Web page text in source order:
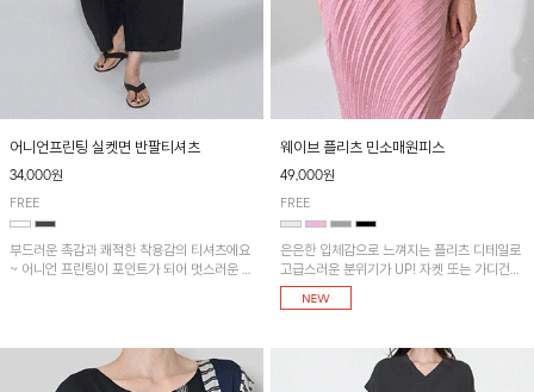
어니언프린팅 실켓면 반팔티셔츠
34,000원
FREE
부드러운 촉감과 쾌적한 착용감의 티셔츠에요
~ 어니언 프린팅이 포인트가 되어 멋스러운 아
웨이브 플리츠 민소매원피스
49,000원
FREE
은은한 입체감으로 느껴지는 플리츠 디테일로
고급스러운 분위기가 UP! 자켓 또는 가디건과
같이 매치해도 잘 어울린답니다!